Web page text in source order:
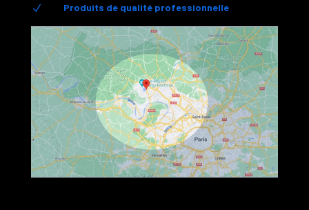
N Produits de qualité professionnelle